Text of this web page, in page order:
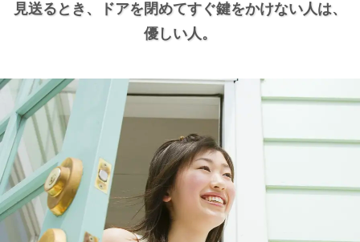
見送るとき、
ドアを閉めてすぐ鍵をかけない人は、
優しい人。